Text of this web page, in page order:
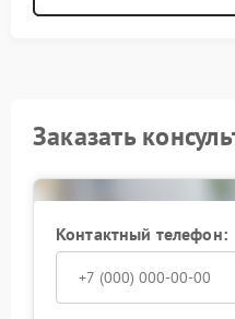
Заказать
Контактный телефон: